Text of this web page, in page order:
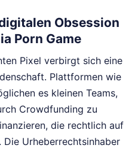
Obsession
Porn Game
Pixel verbirgt sich eine
Plattformen wie
es kleinen Teams,
Crowdfunding zu
die rechtlich auf
Die Urheberrechtsinhaber